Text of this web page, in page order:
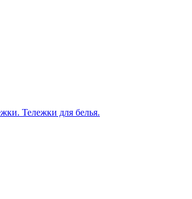
Тележки для белья.